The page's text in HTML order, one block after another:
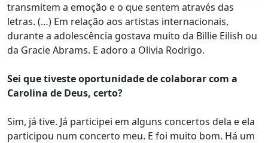
transmitem a emoção e o que sentem através das
letras. (…) Em relação aos artistas internacionais,
durante a adolescência gostava muito da Billie Eilish ou
da Gracie Abrams. E adoro a Olivia Rodrigo.
Sei que tiveste oportunidade de colaborar com a
Carolina de Deus, certo?
Sim, já tive. Já participei em alguns concertos dela e ela
participou num concerto meu. E foi muito bom. Há um